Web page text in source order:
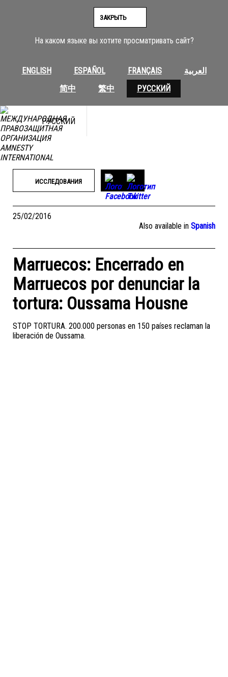
На каком языке вы хотите просматривать сайт?
ENGLISH ESPAÑOL FRANÇAIS
العربية
简中
繁中 РУССКИЙ
ЗАКРЫТЬ
РУССКИЙ
ИССЛЕДОВАНИЯ
25/02/2016
Also available in Spanish
Marruecos: Encerrado en
Marruecos por denunciar la
tortura: Oussama Housne
STOP TORTURA. 200.000 personas en 150 países reclaman la
liberación de Oussama.